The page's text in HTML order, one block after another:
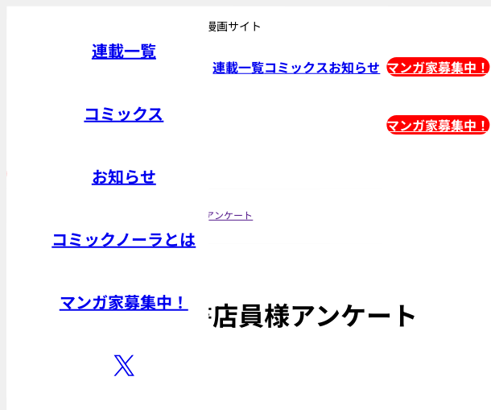
おもしろさ無限大。Gakken発エンタメ漫画サイト
連載一覧コミックス マンガ家募集中！
連載一覧
コミックス
お知らせ
コミックノーラとは
マンガ家募集中！
連載一覧コミックスお知らせ マンガ家募集中！
「恋ひ恋ひて」書店員様アンケート
「恋ひ恋ひて」書店員様アンケート